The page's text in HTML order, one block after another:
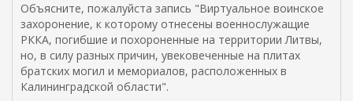
Объясните, пожалуйста запись "Виртуальное воинское
захоронение, к которому отнесены военнослужащие
РККА, погибшие и похороненные на территории Литвы,
но, в силу разных причин, увековеченные на плитах
братских могил и мемориалов, расположенных в
Калининградской области".